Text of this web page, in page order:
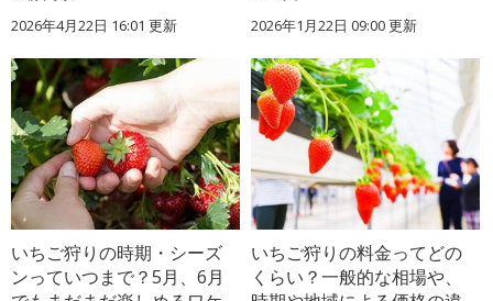
2026年4月22日 16:01 更新 2026年1月22日 09:00 更新
いちご狩りの時期・シーズ
ンっていつまで？5月、6月
いちご狩りの料金ってどの
くらい？一般的な相場や、